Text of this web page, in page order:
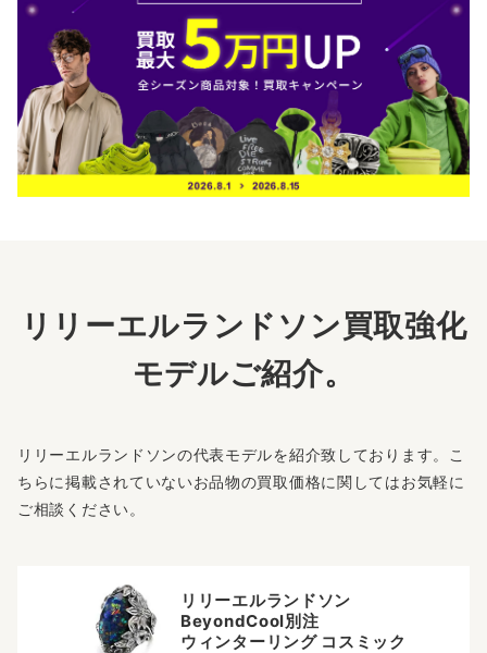
リリーエルランドソン買取強化
モデルご紹介。
リリーエルランドソンの代表モデルを紹介致しております。こ
ちらに掲載されていないお品物の買取価格に関してはお気軽に
ご相談ください。
リリーエルランドソン
BeyondCool別注
ウィンターリング コスミック